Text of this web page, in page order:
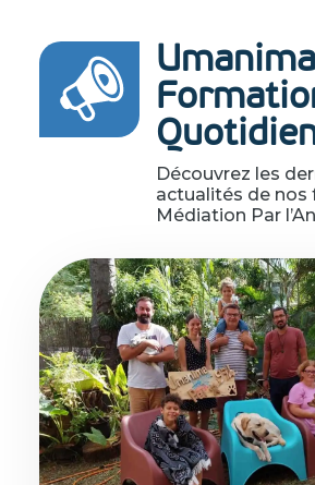
Umanima
Découvrez les
actualités de nos
Médiation Par